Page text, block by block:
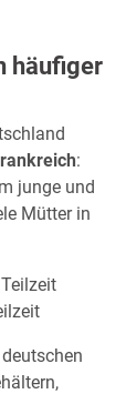
häufiger
:
junge und
Mütter in